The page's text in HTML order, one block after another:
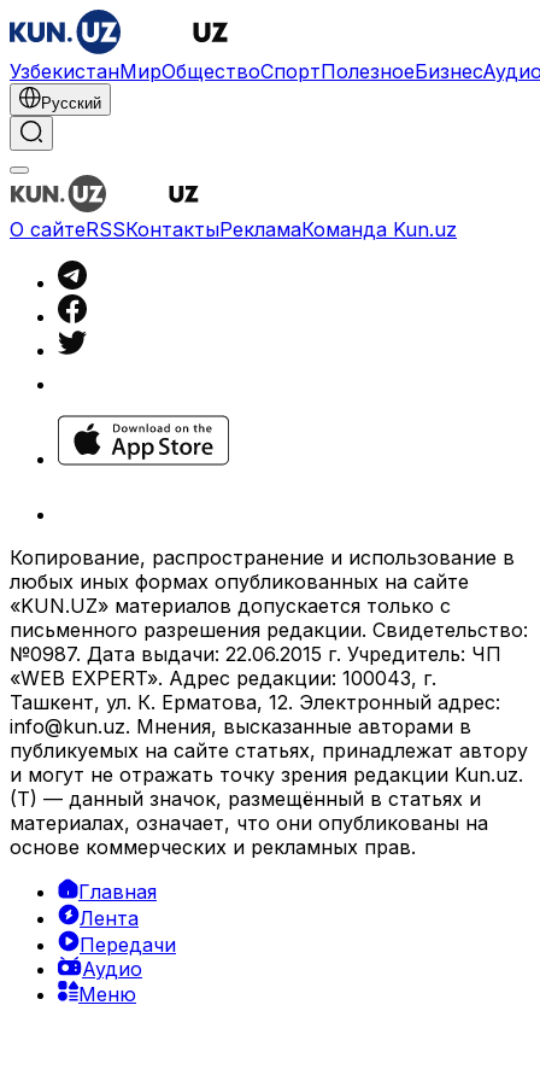
УзбекистанМирОбществоСпортПолезноеБизнес
Русский
О сайтеRSSКонтактыРекламаКоманда Kun.uz
Копирование, распространение и использование в
любых иных формах опубликованных на сайте
«KUN.UZ» материалов допускается только с
письменного разрешения редакции. Свидетельство:
№0987. Дата выдачи: 22.06.2015 г. Учредитель: ЧП
«WEB EXPERT». Адрес редакции: 100043, г.
Ташкент, ул. К. Ерматова, 12. Электронный адрес:
info@kun.uz. Мнения, высказанные авторами в
публикуемых на сайте статьях, принадлежат автору
и могут не отражать точку зрения редакции Kun.uz.
(T) — данный значок, размещённый в статьях и
материалах, означает, что они опубликованы на
основе коммерческих и рекламных прав.
Главная
Лента
Передачи
Аудио
Меню